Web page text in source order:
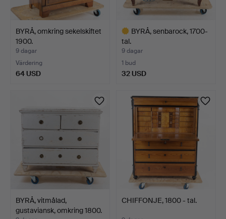
BYRÅ, omkring sekelskiftet
1900.
9 dagar
Värdering
64 USD
BYRÅ, senbarock, 1700-
tal.
9 dagar
1 bud
32 USD
föremål
BYRÅ, vitmålad,
gustaviansk, omkring 1800.
CHIFFONJE, 1800 - tal.